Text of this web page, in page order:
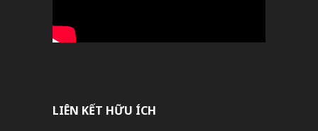
LIÊN KẾT HỮU ÍCH